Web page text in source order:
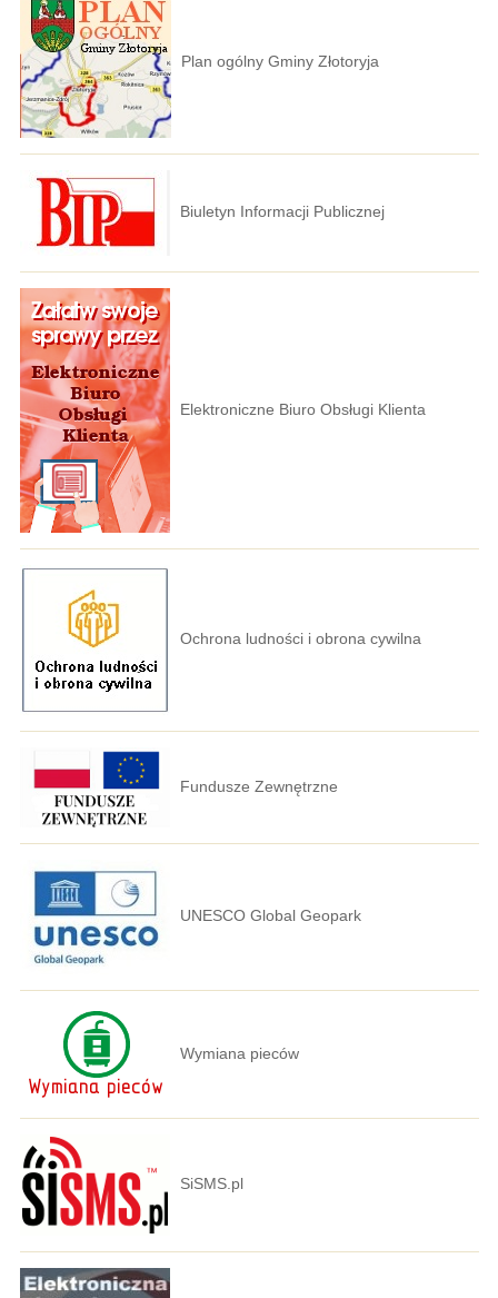
Plan ogólny Gminy Złotoryja
Biuletyn Informacji Publicznej
Elektroniczne Biuro Obsługi Klienta
Ochrona ludności i obrona cywilna
Fundusze Zewnętrzne
UNESCO Global Geopark
Wymiana pieców
SiSMS.pl